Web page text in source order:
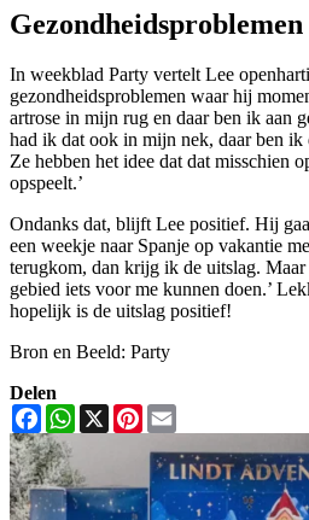
Gezondheidsproblemen
In weekblad Party vertelt Lee
gezondheidsproblemen waar hij
artrose in mijn rug en daar ben ik aan
had ik dat ook in mijn nek, daar ben ik
Ze hebben het idee dat dat misschien
opspeelt.’
Ondanks dat, blijft Lee positief. Hij
een weekje naar Spanje op vakantie
terugkom, dan krijg ik de uitslag.
gebied iets voor me kunnen doen.’
hopelijk is de uitslag positief!
Bron en Beeld: Party
Delen
FacebookWhatsApp
X Pinterest